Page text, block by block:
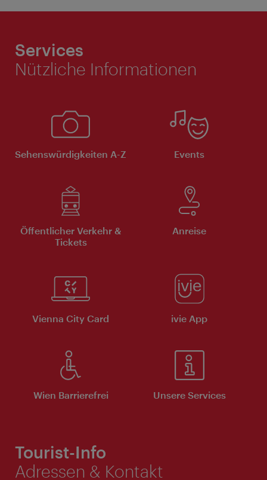
Services
Nützliche Informationen
Sehenswürdigkeiten A-Z Events
Öffentlicher Verkehr &
Tickets
Anreise
Vienna City Card ivie App
Wien Barrierefrei Unsere Services
Tourist-Info
Adressen & Kontakt